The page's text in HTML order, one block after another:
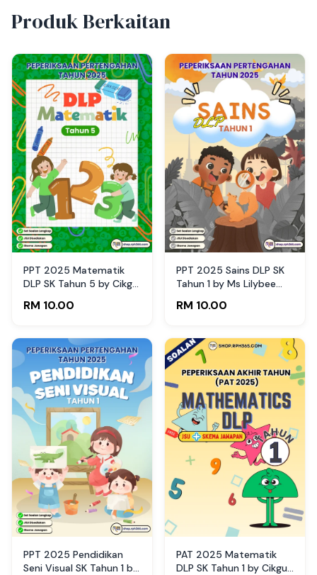
Produk Berkaitan
PPT 2025 Matematik
DLP SK Tahun 5 by Cikgu
RM 10.00
PPT 2025 Sains DLP SK
Tahun 1 by Ms Lilybee
RM 10.00
PPT 2025 Pendidikan
Seni Visual SK Tahun 1 by
PAT 2025 Matematik
DLP SK Tahun 1 by Cikgu